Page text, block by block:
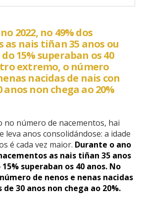
2022, no 49% dos
as nais tiñan 35 anos ou
15% superaban os 40
extremo, o número
nacidas de nais con
anos non chega ao 20%
no número de nacementos, hai
leva anos consolidándose: a idade
é cada vez maior. Durante o ano
as nais tiñan 35 anos
superaban os 40 anos. No
de nenos e nenas nacidas
30 anos non chega ao 20%.